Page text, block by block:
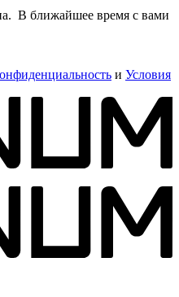
В ближайшее время с вами
и Условия